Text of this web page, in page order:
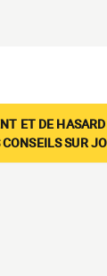
ET DE
CONSEILS SUR